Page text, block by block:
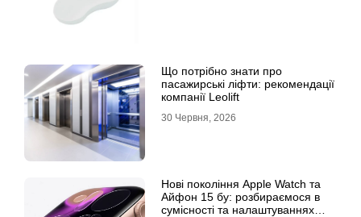
Що потрібно знати про
пасажирські ліфти: рекомендації
компанії Leolift
30 Червня, 2026
Нові покоління Apple Watch та
Айфон 15 бу: розбираємося в
сумісності та налаштуваннях